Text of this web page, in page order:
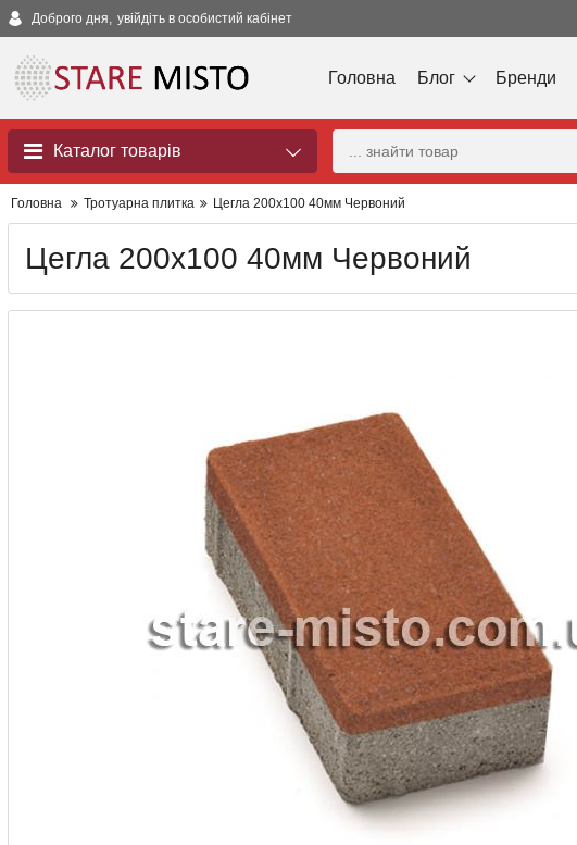
Доброго дня, увійдіть в особистий кабінет
Головна Блог Бренди
Каталог товарів
Головна Тротуарна плитка Цегла 200x100 40мм Червоний
Цегла 200x100 40мм Червоний